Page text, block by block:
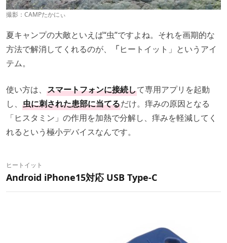
撮影： CAMPたかにぃ
夏キャンプの大敵といえば“虫”ですよね。それを画期的な
方法で解消してくれるのが、
「ヒートイット」というアイ
テム。
使い方は、 スマートフォンに接続して専用アプリを起動
し、 虫に刺された患部に当てるだけ。痒みの原因となる
「ヒスタミン」の作用を加熱で分解し、痒みを軽減してく
れるという極小デバイスなんです。
ヒートイット
Android iPhone15対応 USB Type-C